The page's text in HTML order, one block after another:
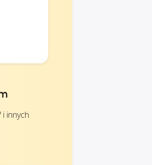
innych